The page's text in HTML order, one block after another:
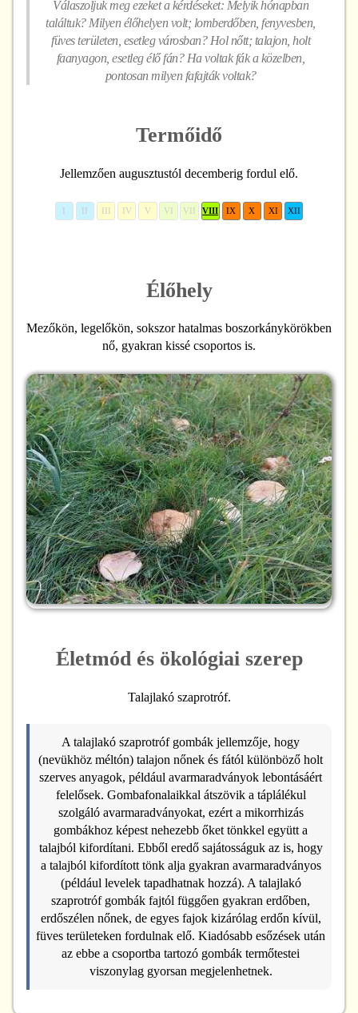
Válaszoljuk meg ezeket a kérdéseket: Melyik hónapban
találtuk? Milyen élőhelyen volt; lomberdőben, fenyvesben,
füves területen, esetleg városban? Hol nőtt; talajon, holt
faanyagon, esetleg élő fán? Ha voltak fák a közelben,
pontosan milyen fafajták voltak?
Termőidő
Jellemzően augusztustól decemberig fordul elő.
I II III IV V VI VII VIII IX X XI XII
Élőhely
Mezőkön, legelőkön, sokszor hatalmas boszorkánykörökben
nő, gyakran kissé csoportos is.
Életmód és ökológiai szerep
Talajlakó szaprotróf.
A talajlakó szaprotróf gombák jellemzője, hogy
(nevükhöz méltón) talajon nőnek és fától különböző holt
szerves anyagok, például avarmaradványok lebontásáért
felelősek. Gombafonalaikkal átszövik a táplálékul
szolgáló avarmaradványokat, ezért a mikorrhizás
gombákhoz képest nehezebb őket tönkkel együtt a
talajból kifordítani. Ebből eredő sajátosságuk az is, hogy
a talajból kifordított tönk alja gyakran avarmaradványos
(például levelek tapadhatnak hozzá). A talajlakó
szaprotróf gombák fajtól függően gyakran erdőben,
erdőszélen nőnek, de egyes fajok kizárólag erdőn kívül,
füves területeken fordulnak elő. Kiadósabb esőzések után
az ebbe a csoportba tartozó gombák termőtestei
viszonylag gyorsan megjelenhetnek.